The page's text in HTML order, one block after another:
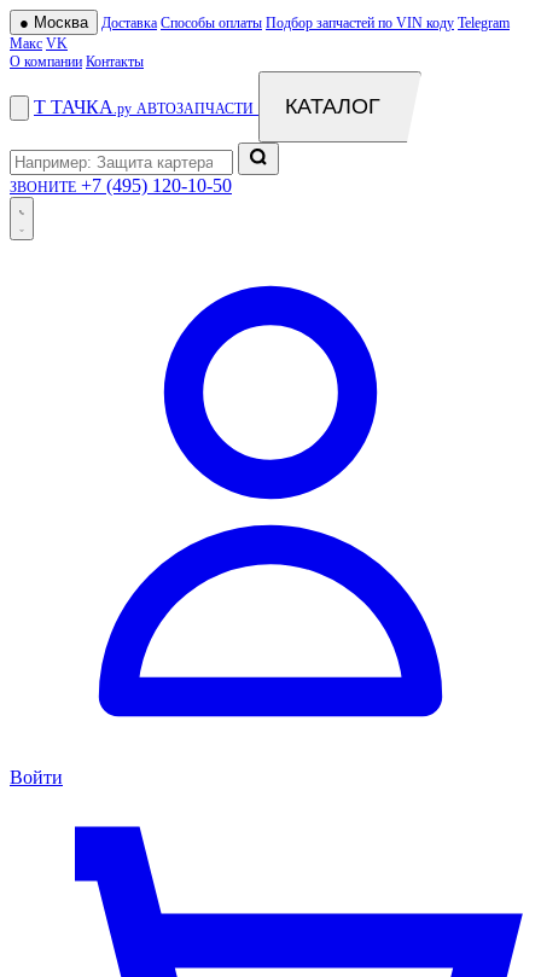
● Москва Доставка Способы оплаты Подбор запчастей по VIN коду Telegram
Макс VK
О компании Контакты
Т ТАЧКА .ру АВТОЗАПЧАСТИ КАТАЛОГ
ЗВОНИТЕ +7 (495) 120-10-50
Войти